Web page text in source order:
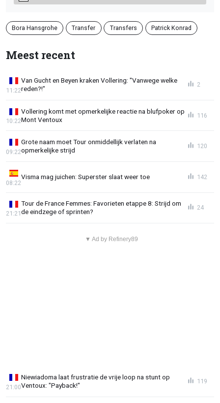
Bora Hansgrohe Transfer Transfers Patrick Konrad
Meest recent
Van Gucht en Beyen kraken Vollering: "Vanwege welke
reden?!"
11:22
2
Vollering komt met opmerkelijke reactie na blufpoker op
Mont Ventoux
10:22
116
Grote naam moet Tour onmiddellijk verlaten na
opmerkelijke strijd
09:22
120
Visma mag juichen: Superster slaat weer toe
08:22
142
Tour de France Femmes: Favorieten etappe 8: Strijd om
de eindzege of sprinten?
21:21
24
▼ Ad by Refinery89
Niewiadoma laat frustratie de vrije loop na stunt op
Ventoux: "Payback!"
21:00
119